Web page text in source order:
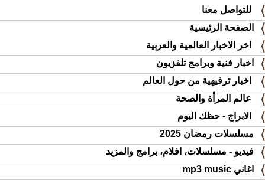
للتواصل معنا
الصفحة الرئيسية
اخر الاخبار العالمية والعربية
اخبار فنية وبرامج تلفزيون
اخبار ترفيهية من حول العالم
عالم المرأة والصحة
الابراج - حظك اليوم
مسلسلات رمضان 2025
فيديو - مسلسلات، افلام، برامج والمزيد
اغاني mp3 music